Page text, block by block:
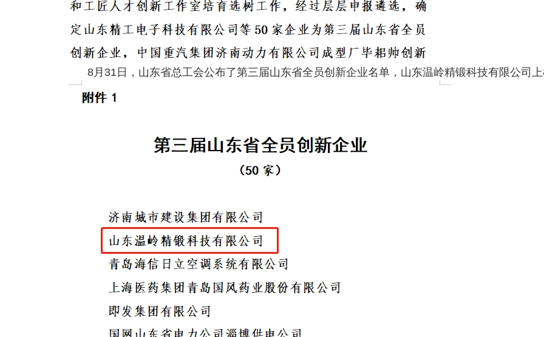
8月31日，山东省总工会公布了第三届山东省全员创新企业名单，山东温岭精锻科技有限公司